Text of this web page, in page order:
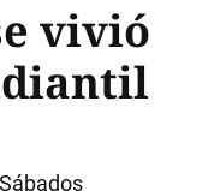
vivió